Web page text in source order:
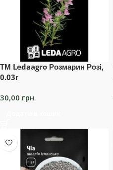
ТМ Ledaagro Розмарин Розі,
0.03г
30,00 грн